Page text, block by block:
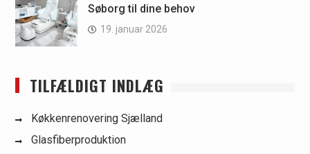
Søborg til dine behov
19. januar 2026
TILFÆLDIGT INDLÆG
Køkkenrenovering Sjælland
Glasfiberproduktion